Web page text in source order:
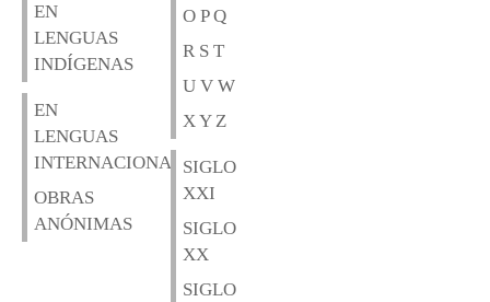
EN
LENGUAS
INDÍGENAS
EN
LENGUAS
INTERNACIONALES
OBRAS
ANÓNIMAS
O P Q
R S T
U V W
X Y Z
SIGLO
XXI
SIGLO
XX
SIGLO